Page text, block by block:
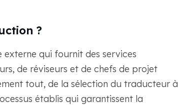
?
qui fournit des services
de réviseurs et de chefs de projet
tout, de la sélection du traducteur à
établis qui garantissent la